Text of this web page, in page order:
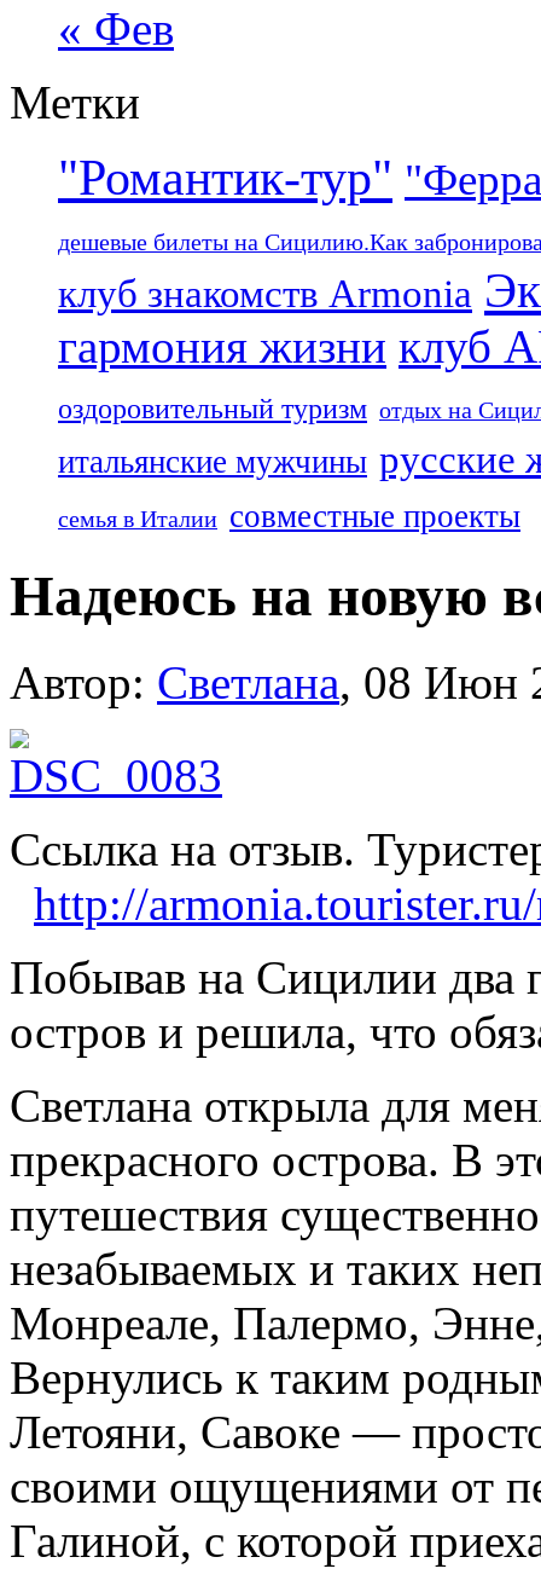
« Фев
Метки
"Романтик-тур"
дешевые билеты на Сицилию.Как
клуб знакомств Armonia
гармония жизни клуб
оздоровительный туризм отдых на
итальянские мужчины русские
семья в Италии совместные проекты
Надеюсь на новую
Автор: Cветлана, 08 Июн
Ссылка на отзыв.
http://
Побывав на Сицилии два
остров и решила, что
Светлана открыла для
прекрасного острова. В
путешествия
незабываемых и таких
Монреале, Палермо,
Вернулись к таким
Летояни, Савоке —
своими ощущениями от
Галиной, с которой